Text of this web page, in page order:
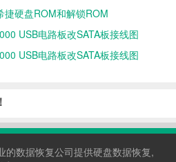
硬盘ROM和解锁ROM
USB电路板改SATA板接线图
USB电路板改SATA板接线图
的数据恢复公司提供硬盘数据恢复,